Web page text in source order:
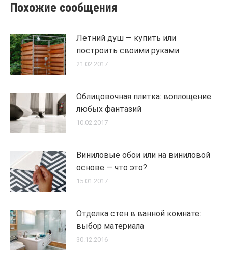
Похожие сообщения
Летний душ — купить или
построить своими руками
21.02.2017
Облицовочная плитка: воплощение
любых фантазий
10.02.2017
Виниловые обои или на виниловой
основе — что это?
15.01.2017
Отделка стен в ванной комнате:
выбор материала
30.12.2016